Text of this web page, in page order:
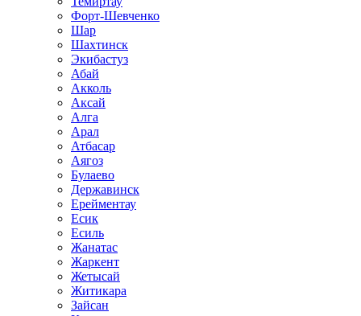
Форт-Шевченко
Шар
Шахтинск
Экибастуз
Абай
Акколь
Аксай
Алга
Арал
Атбасар
Аягоз
Булаево
Державинск
Ерейментау
Есик
Есиль
Жанатас
Жаркент
Жетысай
Житикара
Зайсан